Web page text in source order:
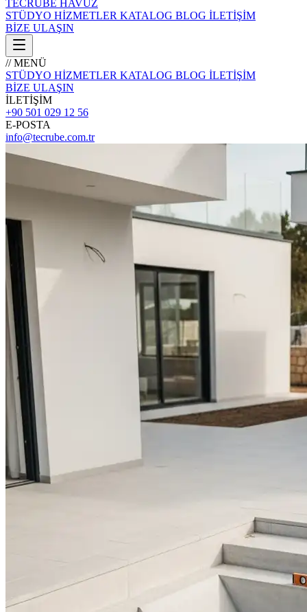
TECRÜBE HAVUZ
STÜDYO HİZMETLER KATALOG BLOG İLETİŞİM
BİZE ULAŞIN
// MENÜ
STÜDYO HİZMETLER KATALOG BLOG İLETİŞİM
BİZE ULAŞIN
İLETİŞİM
+90 501 029 12 56
E-POSTA
info@tecrube.com.tr